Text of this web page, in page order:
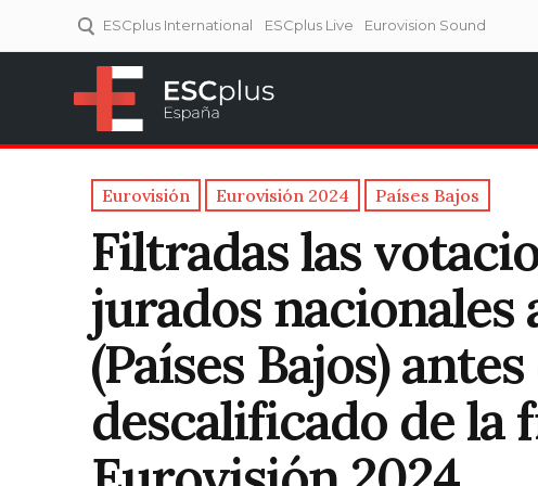
ESCplus International ESCplus Live Eurovision Sound
Eurovisión Eurovisión 2024 Países Bajos
Filtradas las
jurados nacionales
(Países Bajos)
descalificado de la